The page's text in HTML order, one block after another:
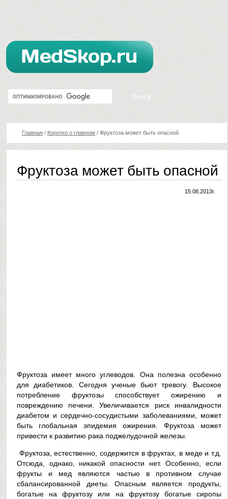
Главная / Коротко о главном /Фруктоза может быть опасной
Фруктоза может быть опасной
15.08.2013г.
Фруктоза имеет много углеводов. Она полезна особенно
для диабетиков. Сегодня ученые бьют тревогу. Высокое
потребление фруктозы способствует ожирению и
повреждению печени. Увеличивается риск инвалидности
диабетом и сердечно-сосудистыми заболеваниями, может
быть глобальная эпидемия ожирения. Фруктоза может
привести к развитию рака поджелудочной железы.
Фруктоза, естественно, содержится в фруктах, в меде и т.д.
Отсюда, однако, никакой опасности нет. Особенно, если
фрукты и мед являются частью в противном случае
сбалансированной диеты. Опасным является продукты,
богатые на фруктозу или на фруктозу богатые сиропы